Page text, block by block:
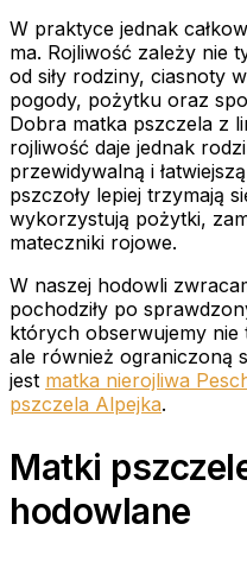
W praktyce jednak
ma. Rojliwość zależy nie
od siły rodziny, ciasnoty
pogody, pożytku oraz
Dobra matka pszczela z
rojliwość daje jednak
przewidywalną i
pszczoły lepiej trzymają
wykorzystują pożytki,
mateczniki rojowe.
W naszej hodowli
pochodziły po
których obserwujemy nie
ale również ograniczoną
jest matka nierojliwa
pszczela Alpejka.
Matki
hodowlane